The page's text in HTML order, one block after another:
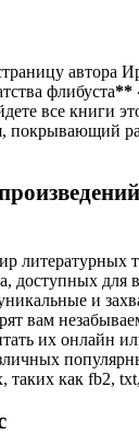
автора
флибуста**
все книги
покрывающий
литературных
доступных для
и
вам
их онлайн
таких как fb2,